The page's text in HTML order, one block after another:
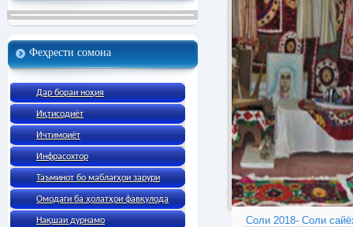
Феҳрести сомона
Дар бораи ноҳия
Иқтисодиёт
Ичтимоиёт
Инфрасохтор
Таъминот бо маблағҳои зарури
Омодаги ба ҳолатҳои фавқулода
Нақшаи дурнамо
Соли 2018- Соли